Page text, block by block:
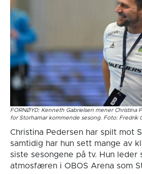
FORNØYD: Kenneth Gabrielsen mener Christina
for Storhamar kommende sesong. Foto: Fredrik
Christina Pedersen har spilt mot
samtidig har hun sett mange av
siste sesongene på tv. Hun leder
atmosfæren i OBOS Arena som